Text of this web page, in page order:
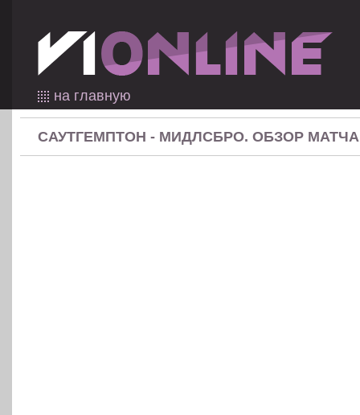
на главную
САУТГЕМПТОН - МИДЛСБРО. ОБЗОР МАТЧА